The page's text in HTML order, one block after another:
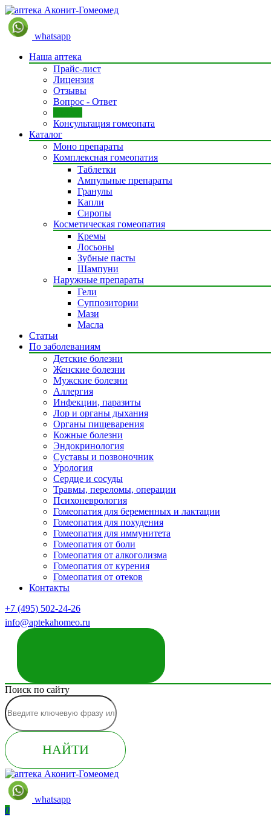
whatsapp
Наша аптека
Прайс-лист
Лицензия
Отзывы
Вопрос - Ответ
Консультация гомеопата
Каталог
Моно препараты
Комплексная гомеопатия
Таблетки
Ампульные препараты
Гранулы
Капли
Сиропы
Косметическая гомеопатия
Кремы
Лосьоны
Зубные пасты
Шампуни
Наружные препараты
Гели
Суппозитории
Мази
Масла
Статьи
По заболеваниям
Детские болезни
Женские болезни
Мужские болезни
Аллергия
Инфекции, паразиты
Лор и органы дыхания
Органы пищеварения
Кожные болезни
Эндокринология
Суставы и позвоночник
Урология
Сердце и сосуды
Травмы, переломы, операции
Психоневрология
Гомеопатия для беременных и лактации
Гомеопатия для похудения
Гомеопатия для иммунитета
Гомеопатия от боли
Гомеопатия от алкоголизма
Гомеопатия от курения
Гомеопатия от отеков
Контакты
+7 (495) 502-24-26
info@aptekahomeo.ru
Поиск по сайту
НАЙТИ
whatsapp
0